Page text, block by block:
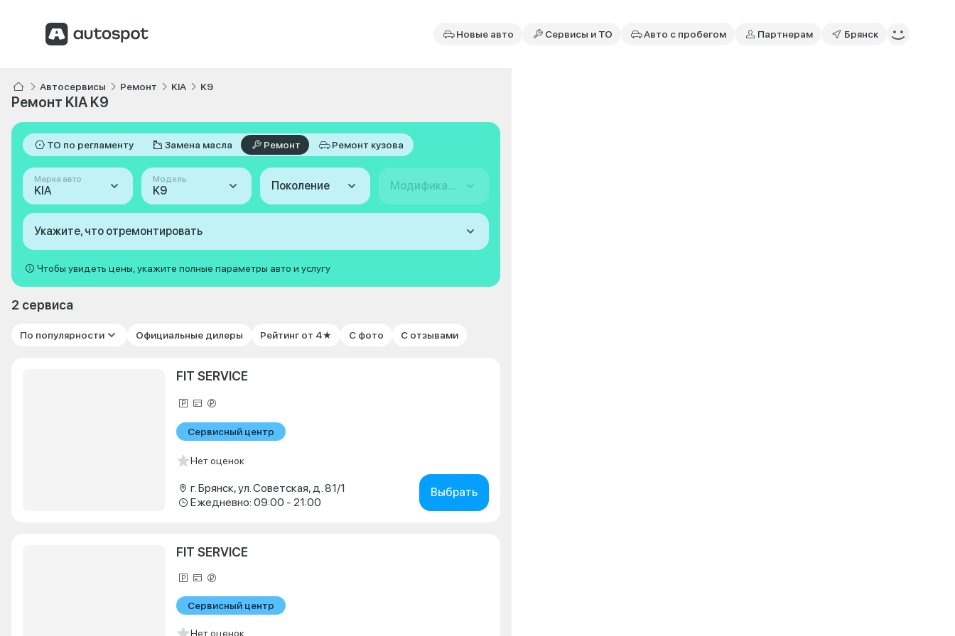
Новые авто Сервисы и ТО Авто с пробегом Партнерам Брянск
Автосервисы Ремонт KIA K9
Ремонт KIA K9
ТО по регламенту Замена масла Ремонт Ремонт кузова
Марка авто
KIA
Модель
K9 Поколение Модификация
Укажите, что отремонтировать
Чтобы увидеть цены, укажите полные параметры авто и услугу
2 сервиса
По популярности Официальные дилеры Рейтинг от 4★ С фото С отзывами
FIT SERVICE
Сервисный центр
Нет оценок
г. Брянск, ул. Советская, д. 81/1
Ежедневно: 09:00 - 21:00
Выбрать
FIT SERVICE
Сервисный центр
Нет оценок